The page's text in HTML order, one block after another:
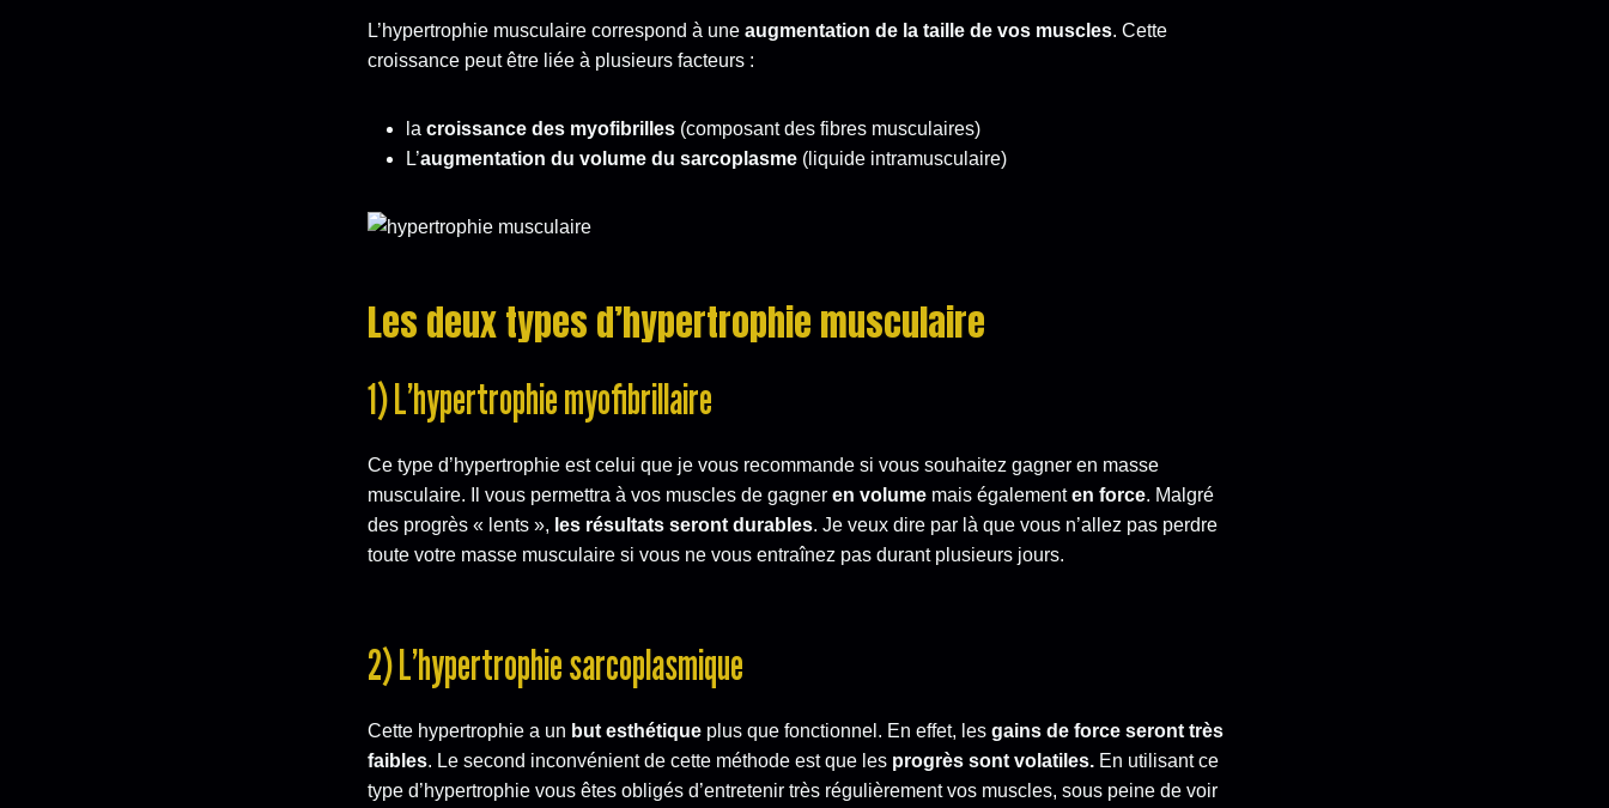
L’hypertrophie musculaire correspond à une augmentation de la taille de vos muscles. Cette
croissance peut être liée à plusieurs facteurs :
la croissance des myofibrilles (composant des fibres musculaires)
L’augmentation du volume du sarcoplasme (liquide intramusculaire)
Les deux types d’hypertrophie musculaire
1) L’hypertrophie myofibrillaire
Ce type d’hypertrophie est celui que je vous recommande si vous souhaitez gagner en masse
musculaire. Il vous permettra à vos muscles de gagner en volume mais égalementen force. Malgré
des progrès « lents », les résultats seront durables. Je veux dire par là que vous n’allez pas perdre
toute votre masse musculaire si vous ne vous entraînez pas durant plusieurs jours.
2) L’hypertrophie sarcoplasmique
Cette hypertrophie a un but esthétique plus que fonctionnel. En effet, les gains de force seront très
faibles. Le second inconvénient de cette méthode est que les progrès sont volatiles. En utilisant ce
type d’hypertrophie vous êtes obligés d’entretenir très régulièrement vos muscles, sous peine de voir